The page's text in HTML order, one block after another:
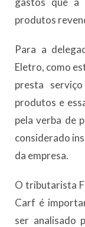
produtos
Para a
Eletro, como
presta
produtos e
pela verba de
considerado
da empresa.
O tributarista
Carf é
ser analisado